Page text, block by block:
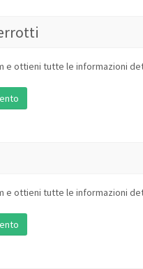
e ottieni tutte le informazioni
e ottieni tutte le informazioni